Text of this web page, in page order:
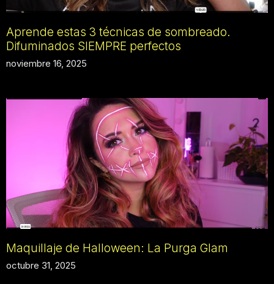
Aprende estas 3 técnicas de sombreado.
Difuminados SIEMPRE perfectos
noviembre 16, 2025
Maquillaje de Halloween: La Purga Glam
octubre 31, 2025